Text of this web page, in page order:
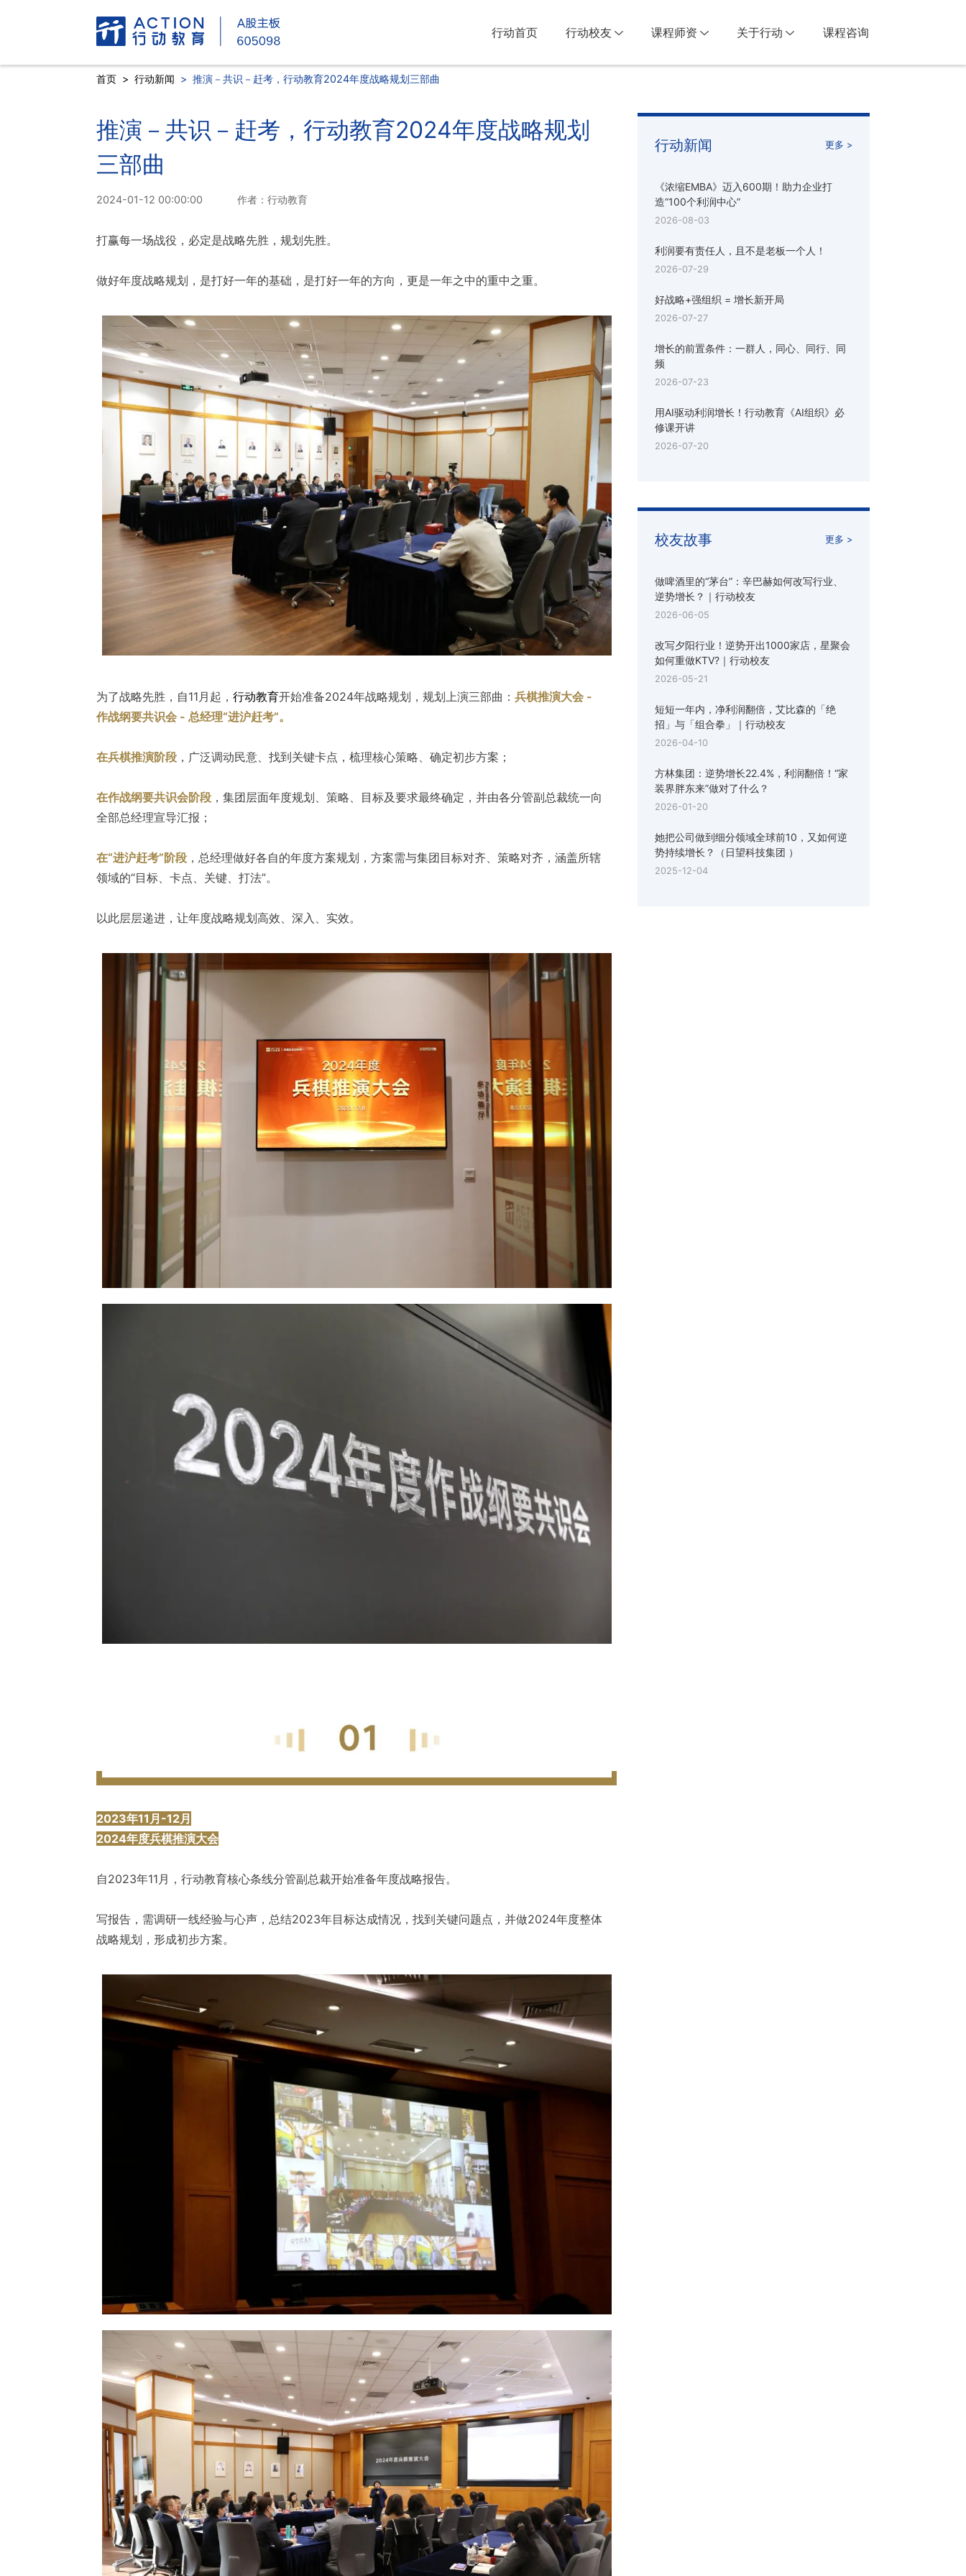
行动首页 行动校友 课程师资 关于行动 课程咨询
首页 > 行动新闻 > 推演－共识－赶考，行动教育2024年度战略规划三部曲
推演－共识－赶考，行动教育2024年度战略规划
三部曲
2024-01-12 00:00:00 作者：行动教育
打赢每一场战役，必定是战略先胜，规划先胜。
做好年度战略规划，是打好一年的基础，是打好一年的方向，更是一年之中的重中之重。
为了战略先胜，自11月起，行动教育开始准备2024年战略规划，规划上演三部曲：兵棋推演大会 -
作战纲要共识会 - 总经理“进沪赶考”。
在兵棋推演阶段 ，广泛调动民意、找到关键卡点，梳理核心策略、确定初步方案；
在作战纲要共识会阶段 ，集团层面年度规划、策略、目标及要求最终确定，并由各分管副总裁统一向
全部总经理宣导汇报；
在“进沪赶考”阶段 ，总经理做好各自的年度方案规划，方案需与集团目标对齐、策略对齐，涵盖所辖
领域的“目标、卡点、关键、打法”。
以此层层递进，让年度战略规划高效、深入、实效。
2023年11月-12月
2024年度兵棋推演大会
自2023年11月，行动教育核心条线分管副总裁开始准备年度战略报告。
写报告，需调研一线经验与心声，总结2023年目标达成情况，找到关键问题点，并做2024年度整体
战略规划，形成初步方案。
行动新闻 更多 >
《浓缩EMBA》迈入600期！助力企业打
造“100个利润中心”
2026-08-03
利润要有责任人，且不是老板一个人！
2026-07-29
好战略+强组织 = 增长新开局
2026-07-27
增长的前置条件：一群人，同心、同行、同
频
2026-07-23
用AI驱动利润增长！行动教育《AI组织》必
修课开讲
2026-07-20
校友故事 更多 >
做啤酒里的“茅台”：辛巴赫如何改写行业、
逆势增长？｜行动校友
2026-06-05
改写夕阳行业！逆势开出1000家店，星聚会
如何重做KTV?｜行动校友
2026-05-21
短短一年内，净利润翻倍，艾比森的「绝
招」与「组合拳」｜行动校友
2026-04-10
方林集团：逆势增长22.4%，利润翻倍！“家
装界胖东来”做对了什么？
2026-01-20
她把公司做到细分领域全球前10，又如何逆
势持续增长？（日望科技集团 ）
2025-12-04